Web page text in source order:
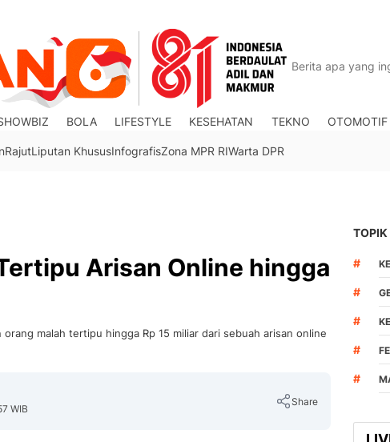
BOLA LIFESTYLE KESEHATAN TEKNO OTOMOTIF
RajutLiputan KhususInfografisZona MPR RIWarta DPR
Arisan Online hingga
malah tertipu hingga Rp 15 miliar dari sebuah arisan online
WIB
Share
TOPIK
#
#
#
#
#